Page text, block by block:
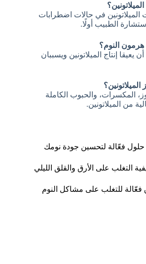
الميلاتونين في حالات اضطرابات
الطبيب أولًا.
هرمون النوم؟
يعيقا إنتاج الميلاتونين ويسببان
المكسرات، والحبوب الكاملة
من الميلاتونين.
فعّالة لتحسين جودة نومك
التغلب على الأرق والقلق الليلي
فعّالة للتغلب على مشاكل النوم